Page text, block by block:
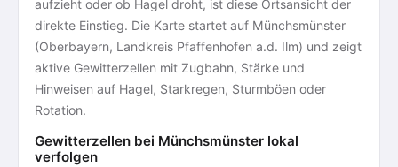
aufzieht oder ob Hagel droht, ist diese Ortsansicht der
direkte Einstieg. Die Karte startet auf Münchsmünster
(Oberbayern, Landkreis Pfaffenhofen a.d. Ilm) und zeigt
aktive Gewitterzellen mit Zugbahn, Stärke und
Hinweisen auf Hagel, Starkregen, Sturmböen oder
Rotation.
Gewitterzellen bei Münchsmünster lokal
verfolgen